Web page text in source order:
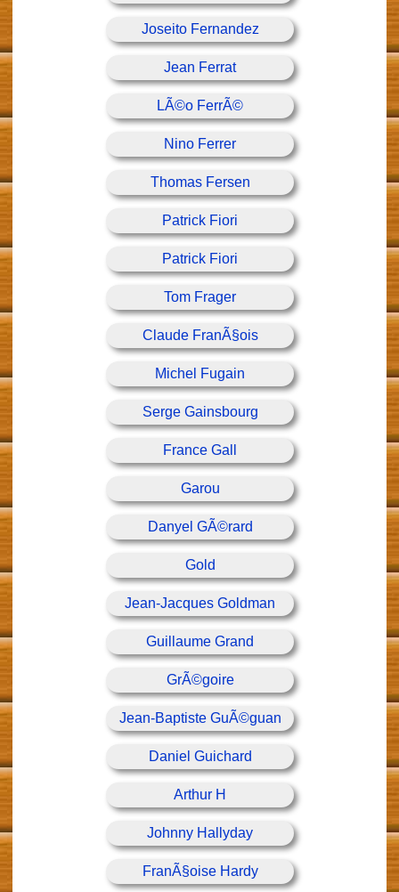
Joseito Fernandez
Jean Ferrat
LÃ©o FerrÃ©
Nino Ferrer
Thomas Fersen
Patrick Fiori
Patrick Fiori
Tom Frager
Claude FranÃ§ois
Michel Fugain
Serge Gainsbourg
France Gall
Garou
Danyel GÃ©rard
Gold
Jean-Jacques Goldman
Guillaume Grand
GrÃ©goire
Jean-Baptiste GuÃ©guan
Daniel Guichard
Arthur H
Johnny Hallyday
FranÃ§oise Hardy